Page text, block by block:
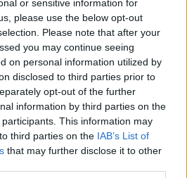
or sensitive information for
please use the below opt-out
Please note that after your
you may continue seeing
on personal information utilized by
disclosed to third parties prior to
opt-out of the further
information by third parties on the
participants. This information may
third parties on the IAB’s List of
that may further disclose it to other
του και τρεις
και αστυνομικό του
οι
στιγμή μάλιστα που
πρόταση του Τραμπ,
και η κυβέρνησή
σε καμιά